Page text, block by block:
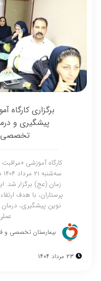
برگزاری کارگاه
پیشگیری و
تخصصی
کارگاه آموزشی
زمان (عج) برگزار شد.
پرستاران، با هدف
نوین پیشگیری،
بیمارستان تخصصی و
23 مرداد 1404